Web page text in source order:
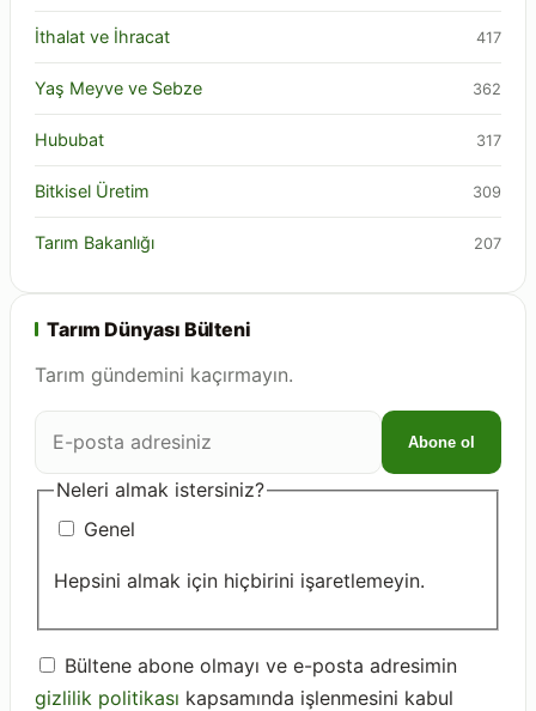
İthalat ve İhracat 417
Yaş Meyve ve Sebze 362
Hububat 317
Bitkisel Üretim 309
Tarım Bakanlığı 207
Tarım Dünyası Bülteni
Tarım gündemini kaçırmayın.
E-
posta
adresiniz
Abone ol
Neleri almak istersiniz?
Genel
Hepsini almak için hiçbirini işaretlemeyin.
Bültene abone olmayı ve e-posta adresimin
gizlilik politikası kapsamında işlenmesini kabul